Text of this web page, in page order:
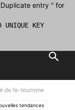
entry '' for
KEY
de l’e-tourisme
tendances